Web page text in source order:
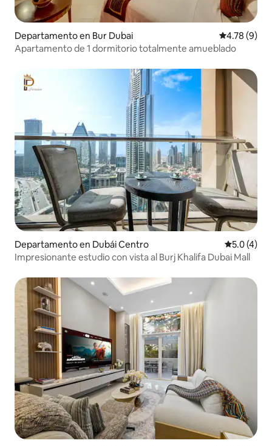
Departamento en Bur Dubai Calificación
4.78 (9)
Apartamento de 1 dormitorio totalmente amueblado
Departamento en Dubái Centro
5.0 (4)
Impresionante estudio con vista al Burj Khalifa Dubai Mall